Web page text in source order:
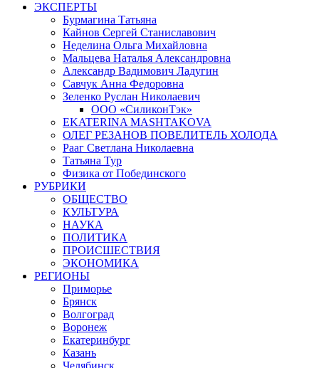
ЭКСПЕРТЫ
Бурмагина Татьяна
Кайнов Сергей Станиславович
Неделина Ольга Михайловна
Мальцева Наталья Александровна
Александр Вадимович Ладугин
Савчук Анна Федоровна
Зеленко Руслан Николаевич
ООО «СиликонТэк»
EKATERINA MASHTAKOVA
ОЛЕГ РЕЗАНОВ ПОВЕЛИТЕЛЬ ХОЛОДА
Рааг Светлана Николаевна
Татьяна Тур
Физика от Побединского
РУБРИКИ
ОБЩЕСТВО
КУЛЬТУРА
НАУКА
ПОЛИТИКА
ПРОИСШЕСТВИЯ
ЭКОНОМИКА
РЕГИОНЫ
Приморье
Брянск
Волгоград
Воронеж
Екатеринбург
Казань
Челябинск